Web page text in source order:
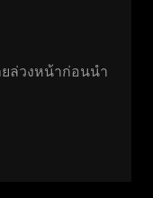
ล่วงหน้าก่อนนำ